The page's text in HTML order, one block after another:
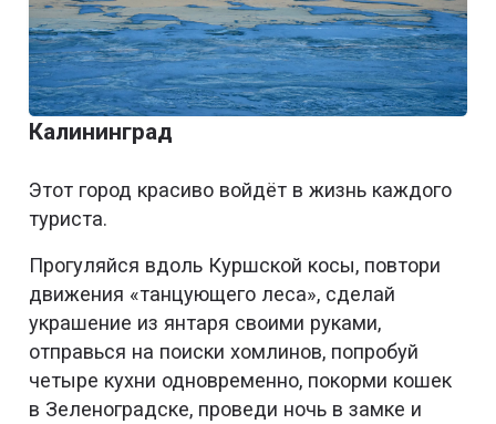
Калининград
Этот город красиво войдёт в жизнь каждого
туриста.
Прогуляйся вдоль Куршской косы, повтори
движения «танцующего леса», сделай
украшение из янтаря своими руками,
отправься на поиски хомлинов, попробуй
четыре кухни одновременно, покорми кошек
в Зеленоградске, проведи ночь в замке и